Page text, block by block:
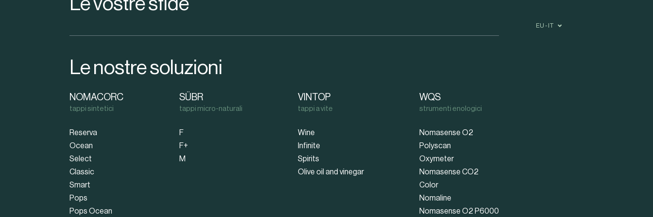
Le vostre sfide
Le nostre soluzioni
NOMACORC
tappi sintetici
Reserva
Ocean
Select
Classic
Smart
Pops
Pops Ocean
SÜBR
tappi micro-naturali
F
F+
M
VINTOP
tappi a vite
Wine
Infinite
Spirits
Olive oil and vinegar
WQS
strumenti enologici
Nomasense O2
Polyscan
Oxymeter
Nomasense CO2
Color
Nomaline
Nomasense O2 P6000
EU - IT